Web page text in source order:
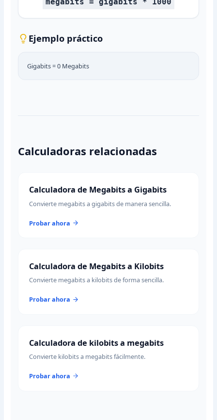
Ejemplo práctico
Gigabits =0 Megabits
Calculadoras relacionadas
Calculadora de Megabits a Gigabits
Convierte megabits a gigabits de manera sencilla.
Probar ahora
Calculadora de Megabits a Kilobits
Convierte megabits a kilobits de forma sencilla.
Probar ahora
Calculadora de kilobits a megabits
Convierte kilobits a megabits fácilmente.
Probar ahora